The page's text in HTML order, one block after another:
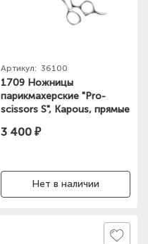
Артикул: 36100
1709 Ножницы
парикмахерские "Pro-
scissors S", Kapous, прямые
3 400 ₽
Нет в наличии